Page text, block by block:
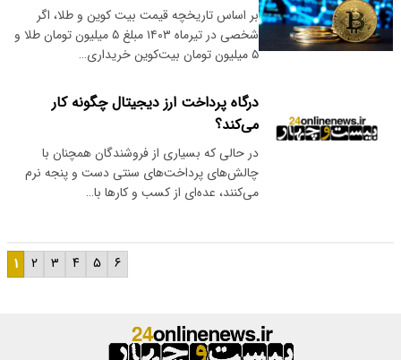
بر اساس تاریخچه قیمت بیت کوین و طلا، اگر
شخصی در تیرماه ۱۴۰۳ مبلغ ۵ میلیون تومان طلا و
۵ میلیون تومان بیت‌کوین خریداری…
درگاه‌ پرداخت ارز دیجیتال چگونه کار
می‌کند؟
در حالی که بسیاری از فروشندگان همچنان با
چالش‌های پرداخت‌های سنتی دست و پنجه نرم
می‌کنند، عده‌ای از کسب و کارها با…
۱ ۲ ۳ ۴ ۵ ۶